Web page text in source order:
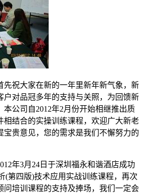
先祝大家在新的一年里新年新气象，新
户对品冠多年的支持与关照，为回馈新
公司自2012年2月份开始相继推出质
相结合的实操训练课程，欢迎广大新老
宝贵意见，您的需求是我们不懈努力的
年3月24日于深圳福永和谐酒店成功
(第四版)技术应用 实战训练课程，再次
问培训课程的支持及捧场，我们一定会